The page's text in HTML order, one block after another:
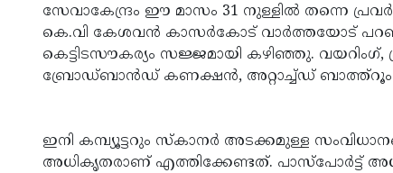
സേവാകേന്ദ്രം ഈ മാസം 31 നുള്ളില്‍ തന്നെ
കെ.വി കേശവന്‍ കാസര്‍കോട് വാര്‍ത്തയോട്
കെട്ടിടസൗകര്യം സജ്ജമായി കഴിഞ്ഞു. വയറിംഗ്,
ബ്രോഡ്ബാന്‍ഡ് കണക്ഷന്‍, അറ്റാച്ച്ഡ് ബാത്ത്‌റൂം
ഇനി കമ്പ്യൂട്ടറും സ്‌കാനര്‍ അടക്കമുള്ള
അധികൃതരാണ് എത്തിക്കേണ്ടത്. പാസ്‌പോര്‍ട്ട്